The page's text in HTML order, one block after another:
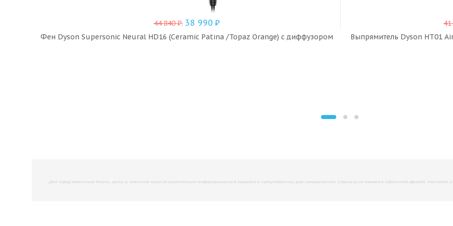
44 840₽. 38 990₽
Фен Dyson Supersonic Neural HD16 (Ceramic Patina /Topaz Orange) с диффузором Выпрямитель Dyson HT01
, Все представленные тексты, цены и значения носят исключительно информационный характер и представленны для ознакомления. Страница не является публичной офертой. Уточняйте